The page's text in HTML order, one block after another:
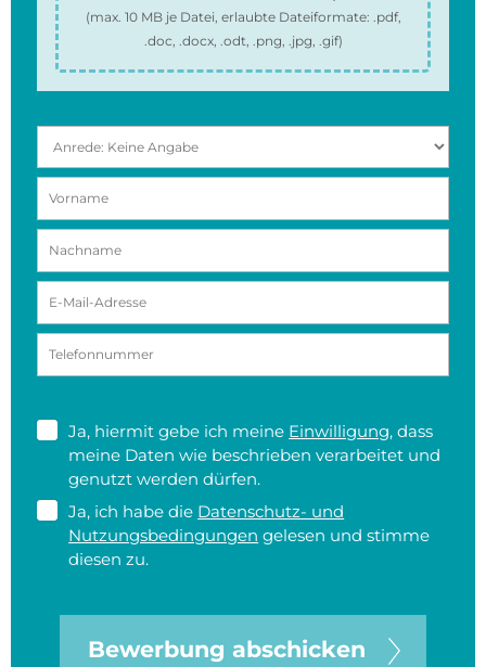
(max. 10 MBje Datei, erlaubte Dateiformate: .pdf,
.doc, .docx, .odt, .png, .jpg, .gif)
Ja, hiermit gebe ich meine Einwilligung, dass
meine Daten wie beschrieben verarbeitet und
genutzt werden dürfen.
Ja, ich habe die Datenschutz- und
Nutzungsbedingungen gelesen und stimme
diesen zu.
Bewerbung abschicken